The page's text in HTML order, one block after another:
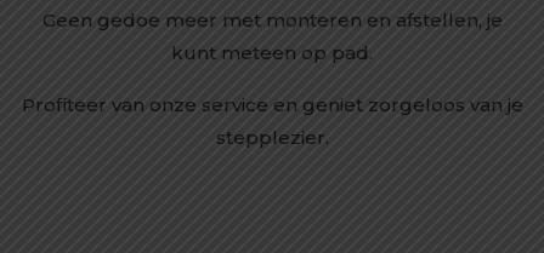
Geen gedoe meer met monteren en afstellen, je
kunt meteen op pad.
Profiteer van onze service en geniet zorgeloos van je
stepplezier.